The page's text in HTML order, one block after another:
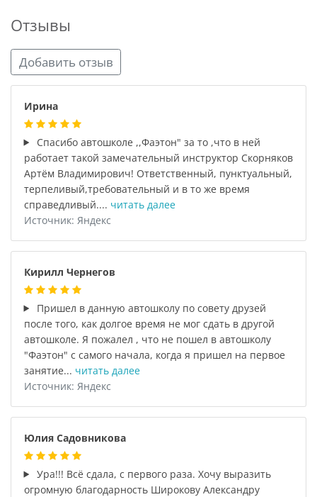
Отзывы
Добавить отзыв
Ирина
Спасибо автошколе ,,Фаэтон" за то ,что в ней
работает такой замечательный инструктор Скорняков
Артём Владимирович! Ответственный, пунктуальный,
терпеливый,требовательный и в то же время
справедливый.... читать далее
Источник: Яндекс
Кирилл Чернегов
Пришел в данную автошколу по совету друзей
после того, как долгое время не мог сдать в другой
автошколе. Я пожалел , что не пошел в автошколу
"Фаэтон" с самого начала, когда я пришел на первое
занятие... читать далее
Источник: Яндекс
Юлия Садовникова
Ура!!! Всё сдала, с первого раза. Хочу выразить
огромную благодарность Широкову Александру